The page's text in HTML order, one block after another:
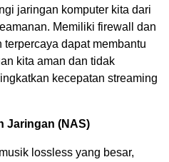
jaringan komputer kita dari
Memiliki firewall dan
dapat membantu
kita aman dan tidak
kecepatan streaming
Jaringan (NAS)
lossless yang besar,